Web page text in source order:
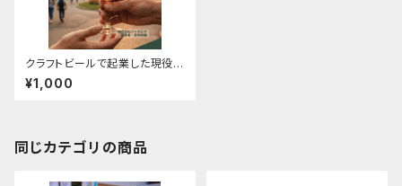
クラフトビールで起業した現役の
北海道大学院生の2年間！ 未来
開拓物語
¥1,000
同じカテゴリの商品